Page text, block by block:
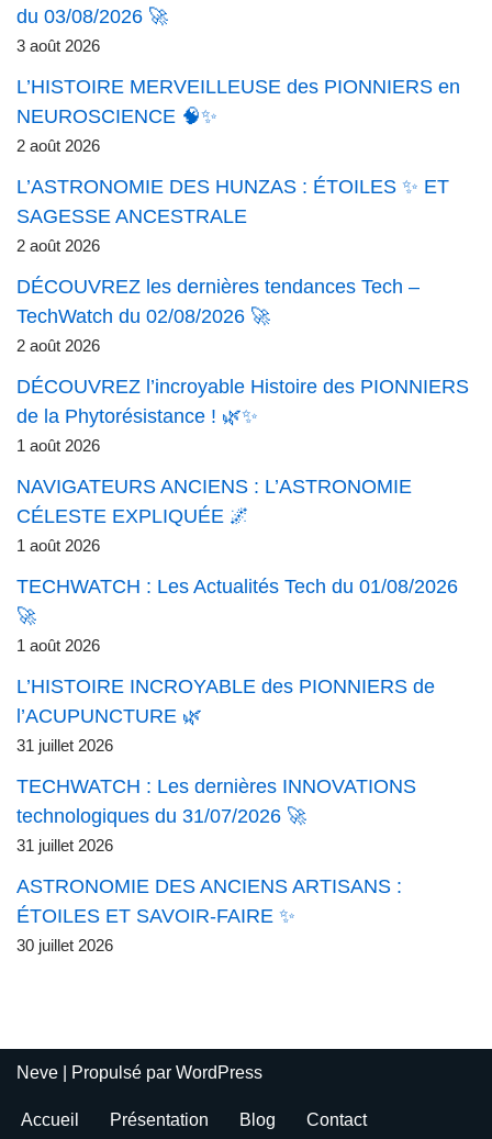
du 03/08/2026 🚀
3 août 2026
L’HISTOIRE MERVEILLEUSE des PIONNIERS en
NEUROSCIENCE 🧠✨
2 août 2026
L’ASTRONOMIE DES HUNZAS : ÉTOILES ✨ ET
SAGESSE ANCESTRALE
2 août 2026
DÉCOUVREZ les dernières tendances Tech –
TechWatch du 02/08/2026 🚀
2 août 2026
DÉCOUVREZ l’incroyable Histoire des PIONNIERS
de la Phytorésistance ! 🌿✨
1 août 2026
NAVIGATEURS ANCIENS : L’ASTRONOMIE
CÉLESTE EXPLIQUÉE 🌌
1 août 2026
TECHWATCH : Les Actualités Tech du 01/08/2026
🚀
1 août 2026
L’HISTOIRE INCROYABLE des PIONNIERS de
l’ACUPUNCTURE 🌿
31 juillet 2026
TECHWATCH : Les dernières INNOVATIONS
technologiques du 31/07/2026 🚀
31 juillet 2026
ASTRONOMIE DES ANCIENS ARTISANS :
ÉTOILES ET SAVOIR-FAIRE ✨
30 juillet 2026
Neve | Propulsé par WordPress
Accueil Présentation Blog Contact